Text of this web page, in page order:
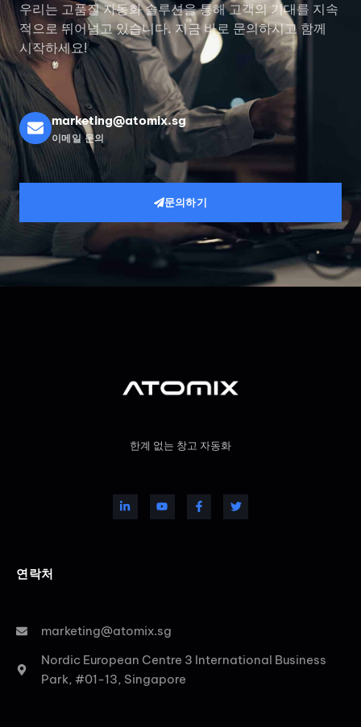
우리는 고품질 자동화 솔루션을 통해 고객의 기대를 지속
적으로 뛰어넘고 있습니다. 지금 바로 문의하시고 함께
시작하세요!
marketing@atomix.sg
이메일 문의
문의하기
한계 없는 창고 자동화
연락처
marketing@atomix.sg
Nordic European Centre 3 International Business
Park, #01-13, Singapore